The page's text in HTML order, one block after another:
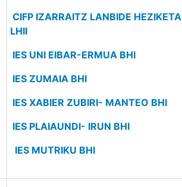
CIFP IZARRAITZ LANBIDE HEZIKETA
LHII
IES UNI EIBAR-ERMUA BHI
IES ZUMAIA BHI
IES XABIER ZUBIRI- MANTEO BHI
IES PLAIAUNDI- IRUN BHI
IES MUTRIKU BHI